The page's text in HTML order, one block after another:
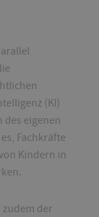
(KI)
eigenen
Fachkräfte
Kindern in
zudem der